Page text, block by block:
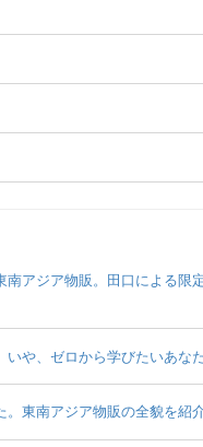
南アジア物販。田口による限
いや、ゼロから学びたいあな
。東南アジア物販の全貌を紹介